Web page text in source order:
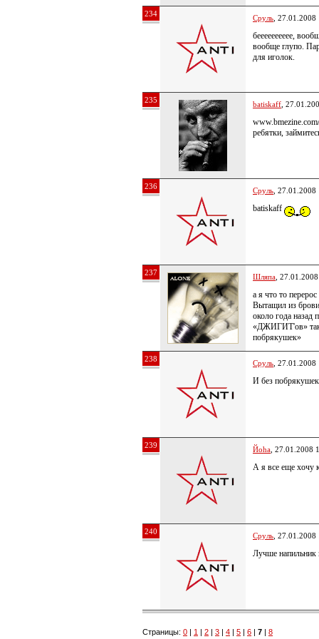
234 Сруль ,
бееееееееее,
вообще глупо.
для иголок.
235 batiskaff ,
ребятки,
236 Сруль ,
batiskaff
237 Шляпа ,
а я что то
Вытащил из
около года назад
«ДЖИГИТ'ов» так
побрякушек»
238 Сруль ,
И без
239 Йoha , 27.01.2008
А я все еще хочу
240 Сруль ,
Лучше напильник
Страницы: 0 | 1 | 2 | 3 | 4 | 5 | 6 | 7 | 8